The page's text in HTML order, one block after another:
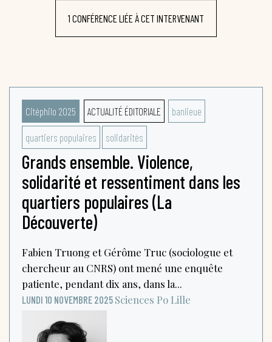
1 CONFÉRENCE LIÉE À CET INTERVENANT
Citéphilo 2025 ACTUALITÉ ÉDITORIALE banlieue
quartiers populaires solidarités
Grands ensemble. Violence,
solidarité et ressentiment dans les
quartiers populaires (La
Découverte)
Fabien Truong et Gérôme Truc (sociologue et
chercheur au CNRS) ont mené une enquête
patiente, pendant dix ans, dans la...
LUNDI 10 NOVEMBRE 2025 Sciences Po Lille